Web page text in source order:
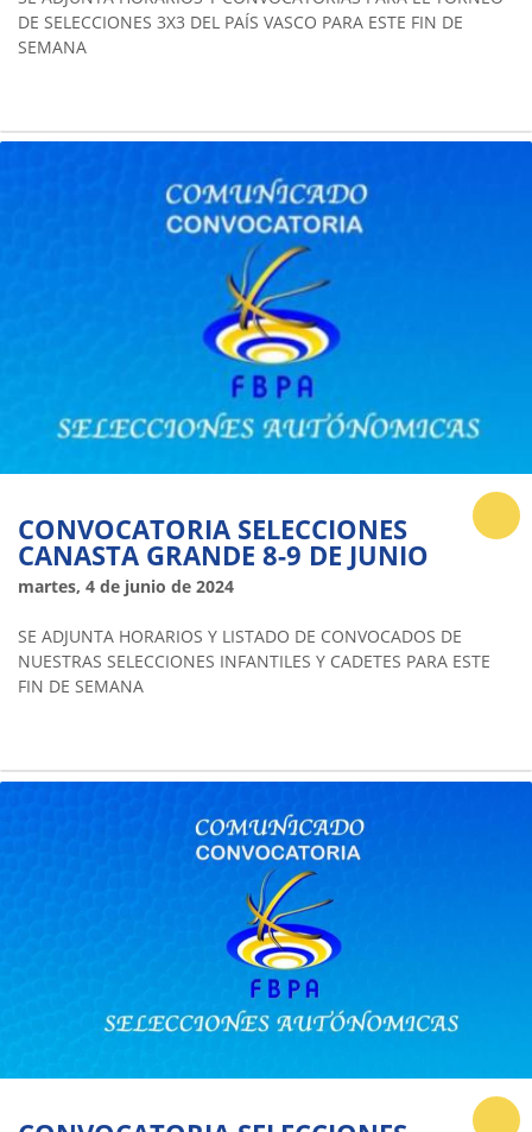
DE SELECCIONES 3X3 DEL PAÍS VASCO PARA ESTE FIN DE
SEMANA
CONVOCATORIA SELECCIONES
CANASTA GRANDE 8-9 DE JUNIO
martes, 4 de junio de 2024
SE ADJUNTA HORARIOS Y LISTADO DE CONVOCADOS DE
NUESTRAS SELECCIONES INFANTILES Y CADETES PARA ESTE
FIN DE SEMANA